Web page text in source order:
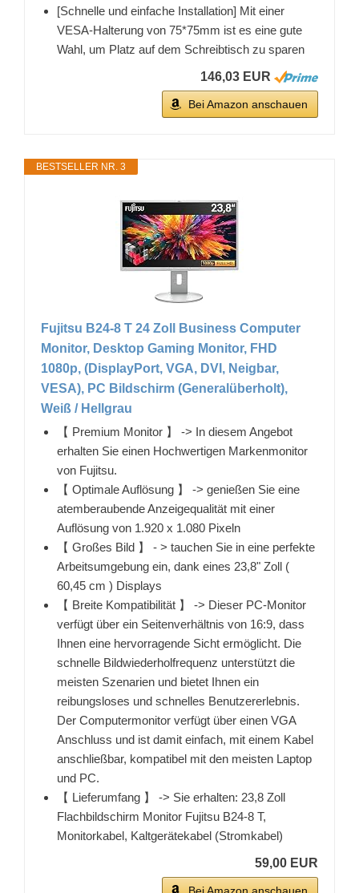
[Schnelle und einfache Installation] Mit einer
VESA-Halterung von 75*75mm ist es eine gute
Wahl, um Platz auf dem Schreibtisch zu sparen
146,03 EUR
Bei Amazon anschauen
BESTSELLER NR. 3
Fujitsu B24-8 T 24 Zoll Business Computer
Monitor, Desktop Gaming Monitor, FHD
1080p, (DisplayPort, VGA, DVI, Neigbar,
VESA), PC Bildschirm (Generalüberholt),
Weiß / Hellgrau
【 Premium Monitor 】 -> In diesem Angebot
erhalten Sie einen Hochwertigen Markenmonitor
von Fujitsu.
【 Optimale Auflösung 】 -> genießen Sie eine
atemberaubende Anzeigequalität mit einer
Auflösung von 1.920 x 1.080 Pixeln
【 Großes Bild 】 - > tauchen Sie in eine perfekte
Arbeitsumgebung ein, dank eines 23,8" Zoll (
60,45 cm ) Displays
【 Breite Kompatibilität 】 -> Dieser PC-Monitor
verfügt über ein Seitenverhältnis von 16:9, dass
Ihnen eine hervorragende Sicht ermöglicht. Die
schnelle Bildwiederholfrequenz unterstützt die
meisten Szenarien und bietet Ihnen ein
reibungsloses und schnelles Benutzererlebnis.
Der Computermonitor verfügt über einen VGA
Anschluss und ist damit einfach, mit einem Kabel
anschließbar, kompatibel mit den meisten Laptop
und PC.
【 Lieferumfang 】 -> Sie erhalten: 23,8 Zoll
Flachbildschirm Monitor Fujitsu B24-8 T,
Monitorkabel, Kaltgerätekabel (Stromkabel)
59,00 EUR